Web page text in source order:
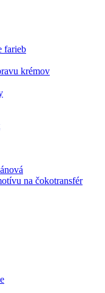
farieb
krémov
na čokotransfér